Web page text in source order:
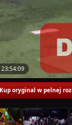
23:54:09
oryginal w pelnej